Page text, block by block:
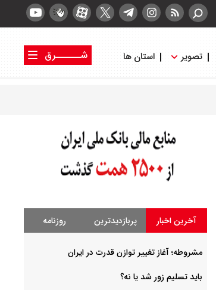
تصویر استان ها
شــــــرق
آخرین اخبار پربازدیدترین روزنامه
مشروطه؛ آغاز تغییر توازن قدرت در ایران
باید تسلیم زور شد یا نه؟